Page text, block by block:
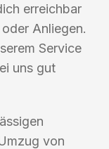
erreichbar
Anliegen.
Service
uns gut
von